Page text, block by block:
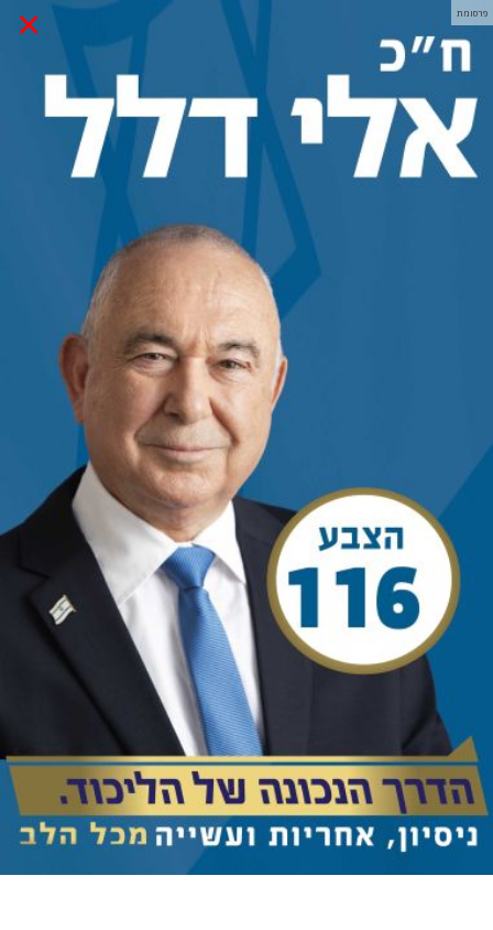
× פרסומת